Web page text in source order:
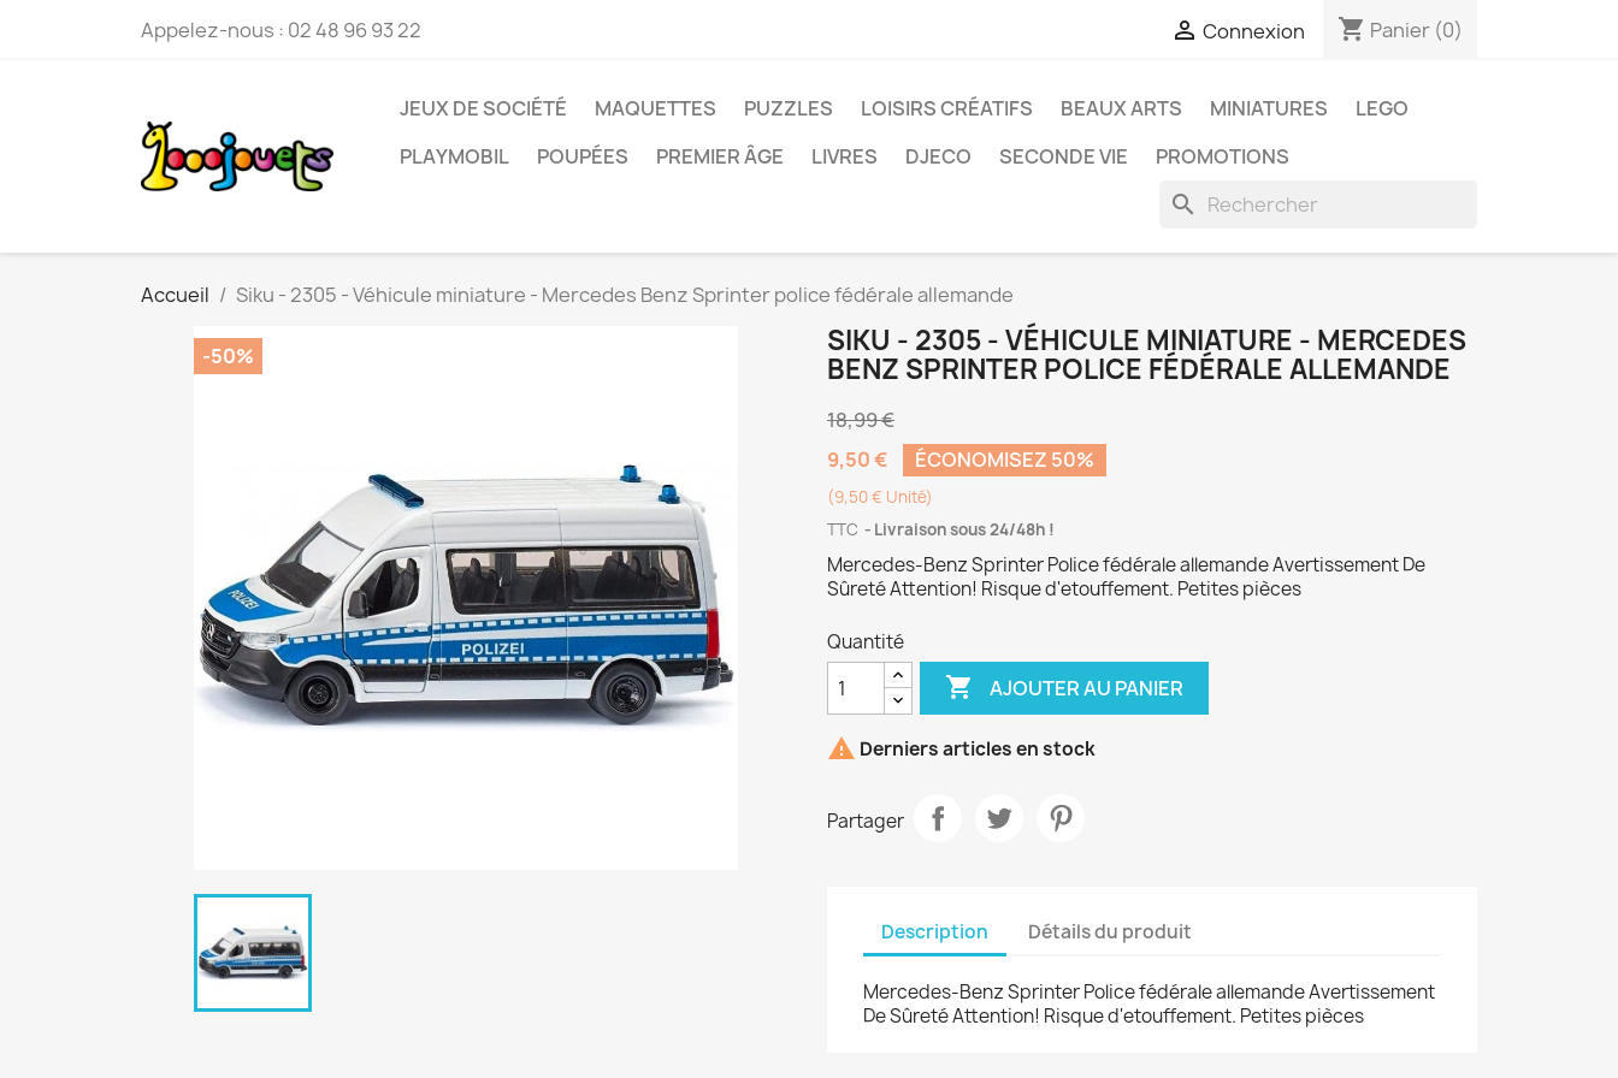
Appelez-nous : 02 48 96 93 22  Connexion shopping_cart Panier (0)
JEUX DE SOCIÉTÉ MAQUETTES PUZZLES LOISIRS CRÉATIFS BEAUX ARTS MINIATURES
LEGO
PLAYMOBIL
POUPÉES PREMIER ÂGE LIVRES DJECO SECONDE VIE PROMOTIONS
search
Accueil Siku - 2305 - Véhicule miniature - Mercedes Benz Sprinter police fédérale allemande
-50%
SIKU - 2305 - VÉHICULE MINIATURE - MERCEDES
BENZ SPRINTER POLICE FÉDÉRALE ALLEMANDE
18,99 €
9,50 €
ÉCONOMISEZ 50%
(9,50 € Unité)
TTC
Livraison sous 24/48h !
Mercedes-Benz Sprinter Police fédérale allemande Avertissement De
Sûreté Attention! Risque d'etouffement. Petites pièces
Quantité
 AJOUTER AU PANIER
 Derniers articles en stock
Partager
Description Détails du produit
Mercedes-Benz Sprinter Police fédérale allemande Avertissement
De Sûreté Attention! Risque d'etouffement. Petites pièces